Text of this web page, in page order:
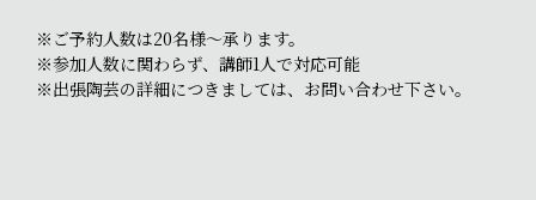
※ご予約人数は20名様～承ります。
※参加人数に関わらず、講師1人で対応可能
※出張陶芸の詳細につきましては、お問い合わせ下さい。